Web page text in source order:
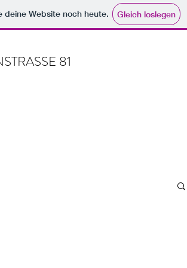
deine Website noch heute. Gleich loslegen
81